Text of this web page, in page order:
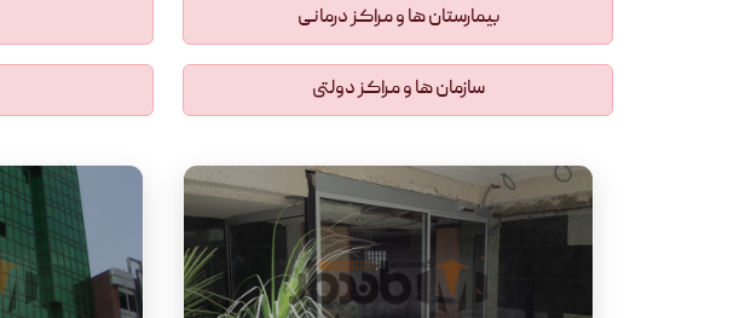
بیمارستان ها و مراکز درمانی
سازمان ها و مراکز دولتی